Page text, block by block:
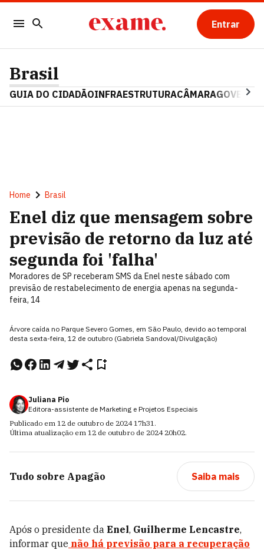
Entrar
Brasil
GUIA DO CIDADÃOINFRAESTRUTURACÂMARAGOVERNO
Home Brasil
Enel diz que mensagem sobre
previsão de retorno da luz até
segunda foi 'falha'
Moradores de SP receberam SMS da Enel neste sábado com
previsão de restabelecimento de energia apenas na segunda-
feira, 14
Árvore caída no Parque Severo Gomes, em São Paulo, devido ao temporal
desta sexta-feira, 12 de outubro (Gabriela Sandoval/Divulgação)
Juliana Pio
Editora-assistente de Marketing e Projetos Especiais
Publicado em 12 de outubro de 2024 17h31.
Última atualização em 12 de outubro de 2024 20h02.
Tudo sobre Apagão Saiba mais
Após o presidente da Enel, Guilherme Lencastre,
informar que não há previsão para a recuperação